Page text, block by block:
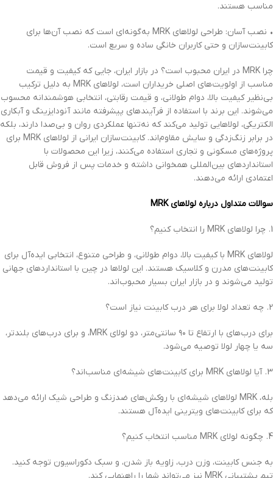
مناسب هستند.
• نصب آسان: طراحی لولاهای MRK به‌گونه‌ای است که نصب آن‌ها برای
کابینت‌سازان و حتی کاربران خانگی ساده و سریع است.
چرا MRK در ایران محبوب است؟ در بازار ایران، جایی که کیفیت و قیمت
مناسب از اولویت‌های اصلی خریداران است، لولاهای MRK به دلیل ترکیب
بی‌نظیر کیفیت بالا، دوام طولانی، و قیمت رقابتی، انتخابی هوشمندانه محسوب
می‌شوند. این برند با استفاده از فرآیندهای پیشرفته مانند آنودایزینگ و آبکاری
الکتریکی، لولاهایی تولید می‌کند که نه‌تنها عملکردی روان و بی‌صدا دارند، بلکه
در برابر زنگ‌زدگی و سایش مقاوم‌اند. کابینت‌سازان ایرانی از لولاهای MRK برای
پروژه‌های مسکونی و تجاری استفاده می‌کنند، زیرا این محصولات با
استانداردهای بین‌المللی همخوانی داشته و خدمات پس از فروش قابل
اعتمادی ارائه می‌دهند.
سوالات متداول درباره لولاهای MRK
1. چرا لولاهای MRK را انتخاب کنیم؟
لولاهای MRK با کیفیت بالا، دوام طولانی، و طراحی متنوع، انتخابی ایده‌آل برای
کابینت‌های مدرن و کلاسیک هستند. این لولاها در چین با استانداردهای جهانی
تولید می‌شوند و در بازار ایران بسیار محبوب‌اند.
2. چه تعداد لولا برای هر درب کابینت نیاز است؟
برای درب‌های با ارتفاع تا ۹۰ سانتی‌متر، دو لولای MRK، و برای درب‌های بلندتر،
سه یا چهار لولا توصیه می‌شود.
3. آیا لولاهای MRK برای کابینت‌های شیشه‌ای مناسب‌اند؟
بله، MRK لولاهای شیشه‌ای با روکش‌های ضدزنگ و طراحی شیک ارائه می‌دهد
که برای کابینت‌های ویترینی ایده‌آل هستند.
4. چگونه لولای MRK مناسب انتخاب کنیم؟
به جنس کابینت، وزن درب، زاویه باز شدن، و سبک دکوراسیون توجه کنید.